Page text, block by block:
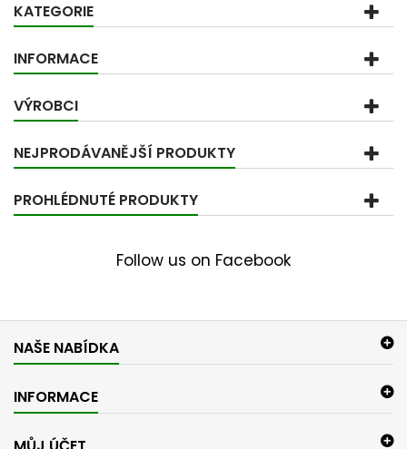
KATEGORIE
INFORMACE
VÝROBCI
NEJPRODÁVANĚJŠÍ PRODUKTY
PROHLÉDNUTÉ PRODUKTY
Follow us on Facebook
NAŠE NABÍDKA
INFORMACE